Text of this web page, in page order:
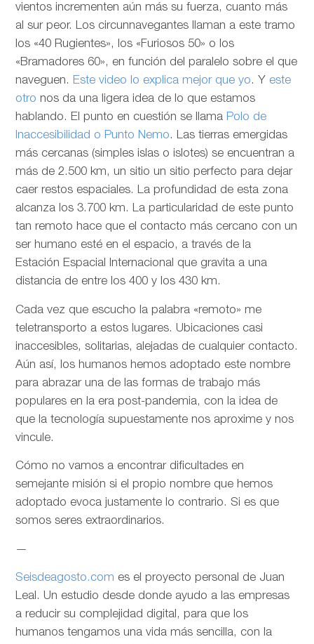
vientos incrementen aún más su fuerza, cuanto más
al sur peor. Los circunnavegantes llaman a este tramo
los «40 Rugientes», los «Furiosos 50» o los
«Bramadores 60», en función del paralelo sobre el que
naveguen. Este video lo explica mejor que yo. Y este
otro nos da una ligera idea de lo que estamos
hablando. El punto en cuestión se llama Polo de
Inaccesibilidad o Punto Nemo. Las tierras emergidas
más cercanas (simples islas o islotes) se encuentran a
más de 2.500 km, un sitio un sitio perfecto para dejar
caer restos espaciales. La profundidad de esta zona
alcanza los 3.700 km. La particularidad de este punto
tan remoto hace que el contacto más cercano con un
ser humano esté en el espacio, a través de la
Estación Espacial Internacional que gravita a una
distancia de entre los 400 y los 430 km.
Cada vez que escucho la palabra «remoto» me
teletransporto a estos lugares. Ubicaciones casi
inaccesibles, solitarias, alejadas de cualquier contacto.
Aún así, los humanos hemos adoptado este nombre
para abrazar una de las formas de trabajo más
populares en la era post-pandemia, con la idea de
que la tecnología supuestamente nos aproxime y nos
vincule.
Cómo no vamos a encontrar dificultades en
semejante misión si el propio nombre que hemos
adoptado evoca justamente lo contrario. Si es que
somos seres extraordinarios.
—
Seisdeagosto.com es el proyecto personal de Juan
Leal. Un estudio desde donde ayudo a las empresas
a reducir su complejidad digital, para que los
humanos tengamos una vida más sencilla, con la